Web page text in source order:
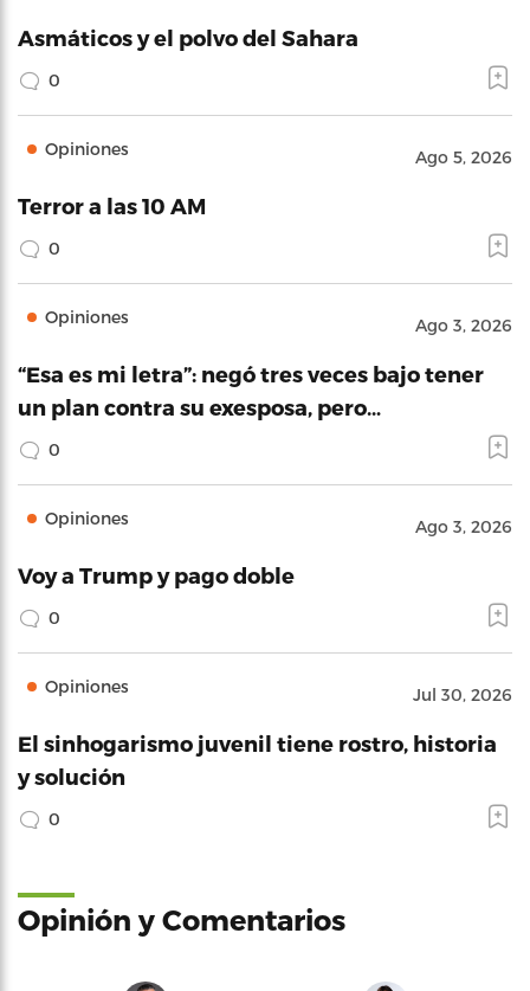
Asmáticos y el polvo del Sahara
0
Opiniones Ago 5, 2026
Terror a las 10 AM
0
Opiniones Ago 3, 2026
“Esa es mi letra”: negó tres veces bajo tener
un plan contra su exesposa, pero…
0
Opiniones Ago 3, 2026
Voy a Trump y pago doble
0
Opiniones Jul 30, 2026
El sinhogarismo juvenil tiene rostro, historia
y solución
0
Opinión y Comentarios